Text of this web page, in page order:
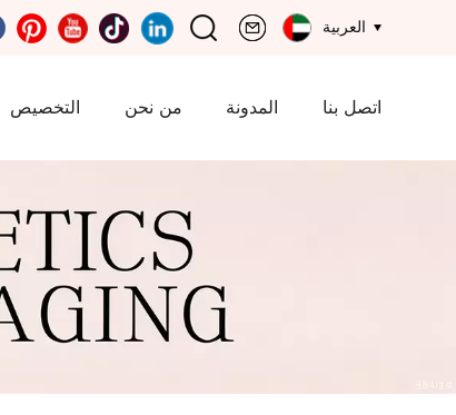
العربية
التخصيص من نحن المدونة اتصل بنا